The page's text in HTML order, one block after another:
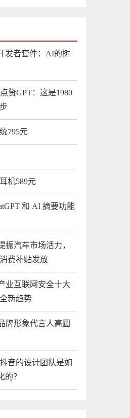
发者套件：AI的树
赞GPT：这是1980
795元
机589元
和 AI 摘要功能
振汽车市场活力，
费补贴发放
业互联网安全十大
新趋势
牌形象代言人高圆
音的设计团队是如
？